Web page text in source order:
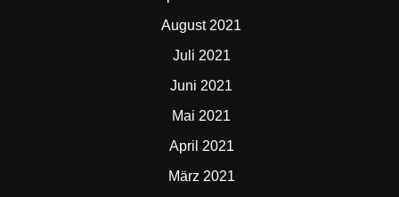
August 2021
Juli 2021
Juni 2021
Mai 2021
April 2021
März 2021